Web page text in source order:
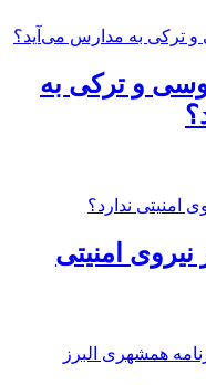
و ترکی به
امنیتی